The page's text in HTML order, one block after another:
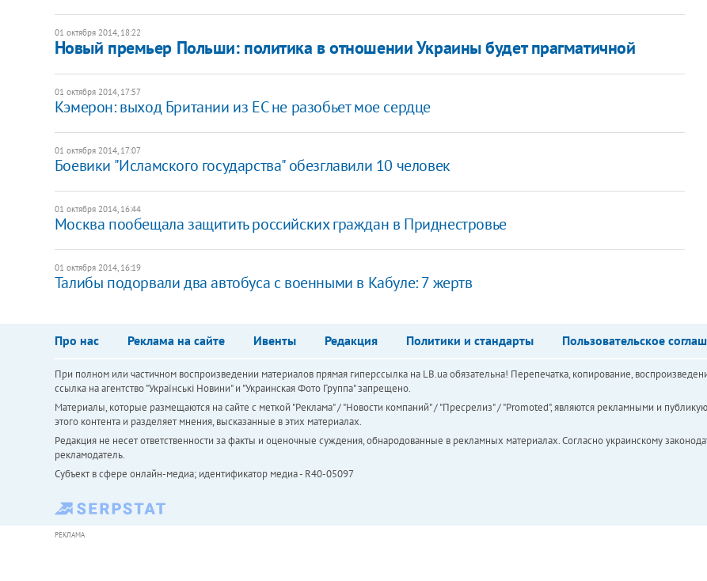
01 октября 2014, 18:22
Новый премьер Польши: политика в отношении Украины будет прагматичной
01 октября 2014, 17:57
​Кэмерон: выход Британии из ЕС не разобьет мое сердце
01 октября 2014, 17:07
Боевики "Исламского государства" обезглавили 10 человек
01 октября 2014, 16:44
Москва пообещала защитить российских граждан в Приднестровье
01 октября 2014, 16:19
Талибы подорвали два автобуса с военными в Кабуле: 7 жертв
Про нас Реклама на сайте Ивенты Редакция Политики и стандарты Пользовательское
При полном или частичном воспроизведении материалов прямая гиперссылка на LB.ua обязательна! Перепечатка, копирование,
ссылка на агентство "Українськi Новини" и "Украинская Фото Группа" запрещено.
Материалы, которые размещаются на сайте с меткой "Реклама" / "Новости компаний" / "Пресрелиз" / "Promoted", являются рекламными и
этого контента и разделяет мнения, высказанные в этих материалах.
Редакция не несет ответственности за факты и оценочные суждения, обнародованные в рекламных материалах. Согласно украинскому
рекламодатель.
Субъект в сфере онлайн-медиа; идентификатор медиа - R40-05097
РЕКЛАМА